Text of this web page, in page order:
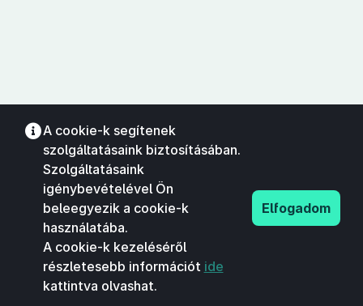
A cookie-k segítenek
szolgáltatásaink biztosításában.
Szolgáltatásaink
igénybevételével Ön
beleegyezik a cookie-k
használatába.
A cookie-k kezeléséről
részletesebb információt ide
kattintva olvashat.
Elfogadom